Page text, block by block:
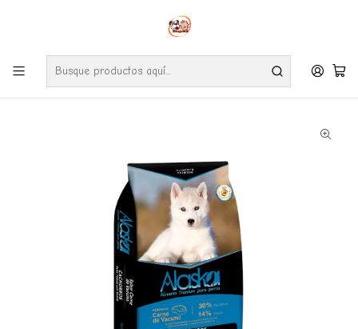
Envíos gratuitos por compras desde $24.990 en la RM (Comunas informadas
Ve nuestras zonas de cobertura diaria.
Inicio Perros Alimentos ALASKA CACHORRO 10Kg